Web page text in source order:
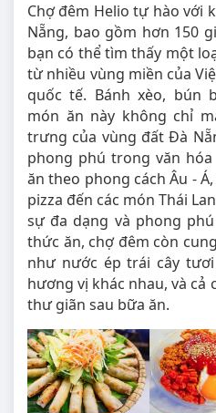
Chợ đêm Helio tự hào với
Nẵng, bao gồm hơn 150
bạn có thể tìm thấy một
từ nhiều vùng miền của
quốc tế. Bánh xèo, bún
món ăn này không chỉ
trưng của vùng đất Đà
phong phú trong văn
ăn theo phong cách Âu -
pizza đến các món Thái
sự đa dạng và phong
thức ăn, chợ đêm còn
như nước ép trái cây
hương vị khác nhau, và cả
thư giãn sau bữa ăn.